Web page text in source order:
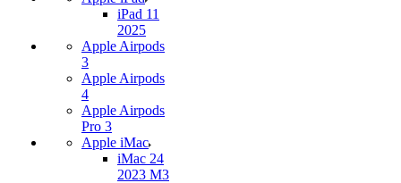
iPad 11
2025
Apple Airpods
3
Apple Airpods
4
Apple Airpods
Pro 3
Apple iMac
iMac 24
2023 M3